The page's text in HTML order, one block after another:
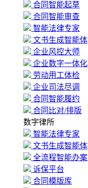
合同智能起草
合同智能审查
智能法律专家
文书生成智能体
企业风控大师
企业数字一体化
劳动用工体检
企业司法尽调
合同智能履约
合同比对/排版
数字律所
智能法律专家
文书生成智能体
全流程智能办案
诉保平台
合同模版库